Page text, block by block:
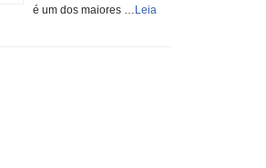
é um dos maiores … Leia